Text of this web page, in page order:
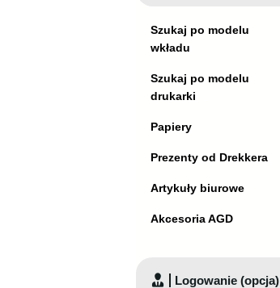
Szukaj po modelu
wkładu
Szukaj po modelu
drukarki
Papiery
Prezenty od Drekkera
Artykuły biurowe
Akcesoria AGD
Logowanie (opcja)